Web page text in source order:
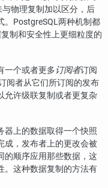
物理复制加以区分，后
。PostgreSQL两种机制都
制和安全性上更细粒度的
一个或者更多订阅者订阅
阅者从它们所订阅的发布
允许级联复制或者更复杂
器上的数据取得一个快照
成，发布者上的更改会被
的顺序应用那些数据，这
。这种数据复制的方法有